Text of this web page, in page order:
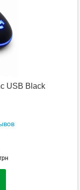
USB Black
грн